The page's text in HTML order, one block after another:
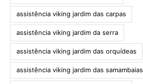
assistência viking jardim das carpas
assistência viking jardim da serra
assistência viking jardim das orquídeas
assistência viking jardim das samambaias